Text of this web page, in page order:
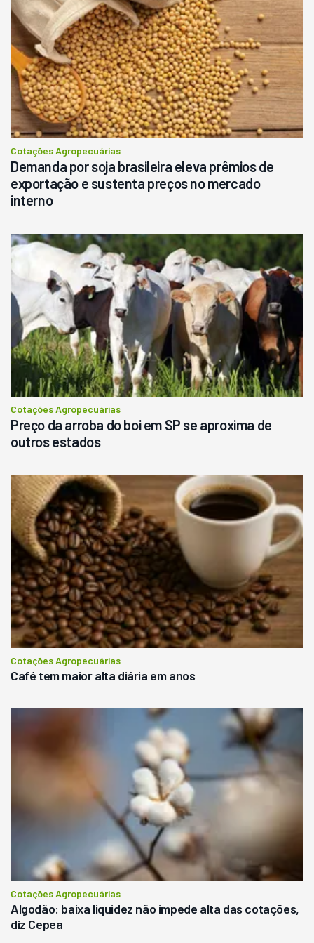
Cotações Agropecuárias
Demanda por soja brasileira eleva prêmios de
exportação e sustenta preços no mercado
interno
Cotações Agropecuárias
Preço da arroba do boi em SP se aproxima de
outros estados
Cotações Agropecuárias
Café tem maior alta diária em anos
Cotações Agropecuárias
Algodão: baixa liquidez não impede alta das cotações,
diz Cepea